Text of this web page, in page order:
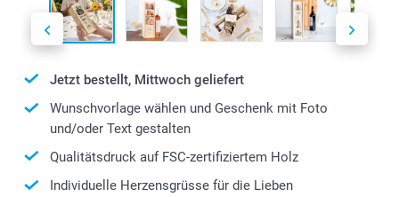
Jetzt bestellt, Mittwoch geliefert
Wunschvorlage wählen und Geschenk mit Foto
und/oder Text gestalten
Qualitätsdruck auf FSC-zertifiziertem Holz
Individuelle Herzensgrüsse für die Lieben